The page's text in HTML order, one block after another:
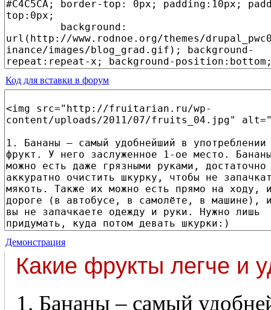
Код для вставки в форум
Демонстрация
Какие фрукты легче и